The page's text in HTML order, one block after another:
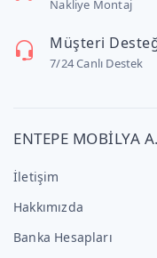
Nakliye Montaj
Müşteri
7/24 Canlı Destek
ENTEPE MOBİLYA
İletişim
Hakkımızda
Banka Hesapları